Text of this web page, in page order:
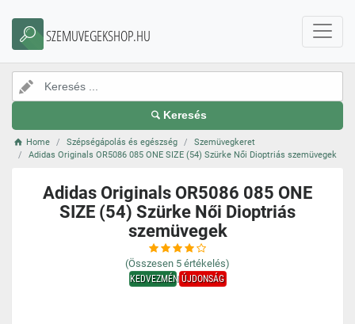
SZEMUVEGEKSHOP.HU
Keresés
Home Szépségápolás és egészség
Szemüvegkeret
Adidas Originals OR5086 085 ONE SIZE (54) Szürke Női Dioptriás szemüvegek
Adidas Originals OR5086 085 ONE
SIZE (54) Szürke Női Dioptriás
szemüvegek
(Összesen 5 értékelés)
KEDVEZMÉNYÚJDONSÁG